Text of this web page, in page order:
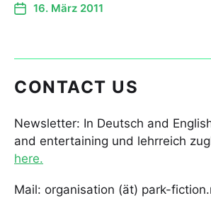
16. März 2011
CONTACT US
Newsletter: In Deutsch and
and entertaining und lehrreich
here.
Mail: organisation (ät) park-